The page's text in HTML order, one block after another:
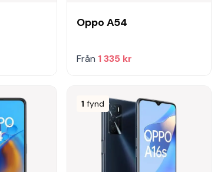
Oppo A54
Från 1 335 kr
1 fynd